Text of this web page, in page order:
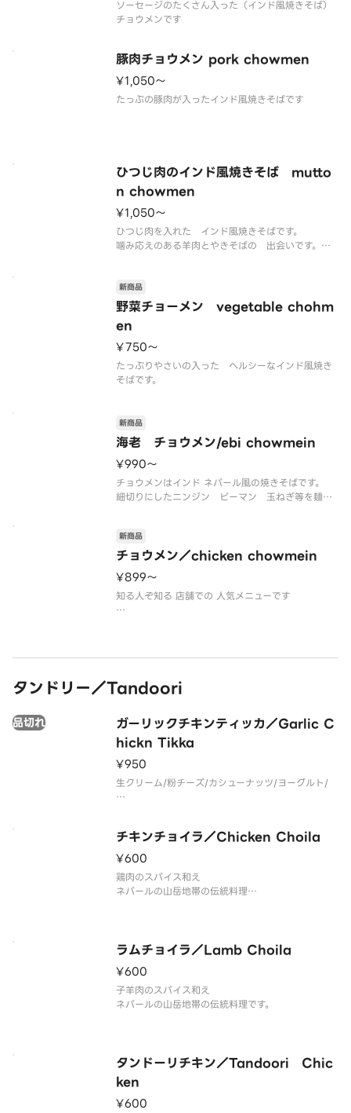
ソーセージのたくさん入った（インド風焼きそば）
豚肉チョウメン pork chowmen
¥1,050〜
ひつじ肉のインド風焼きそば mutto
n chowmen
¥1,050〜
ひつじ肉を入れた インド風焼きそばです。
噛み応えのある羊肉とやきそばの 出会いです。
野菜チョーメン vegetable chohm
en
新商品
¥750〜
たっぷりやさいの入った ヘルシーなインド風焼き
海老 チョウメン/ebi chowmein
新商品
¥990〜
チョウメンはインド ネパール風の焼きそばです。
細切りにしたニンジン ピーマン 玉ねぎ等を麺と
本品は
チョウメン／chicken chowmein
新商品
¥899〜
知る人ぞ知る 店舗での 人気メニューです
試しにテイクアウトしたお客様からお墨付きをもら
い、新メニューとなりました。
スパイスを細切れ野菜と麺に絡めたネパール風の焼
きそばです。
少し辛みもあ
タンドリー／Tandoori
ガーリックチキンティッカ／Garlic C
hickn Tikka
品切れ
¥950
生クリーム/粉チーズ/カシューナッツ/ヨーグルト/
人気の柔らかい鶏肉に
ニンニクを加えてより香ばしくスパイシーにしまし
た。
チキンチョイラ／Chicken Choila
¥600
鶏肉のスパイス和え
ネパールの山岳地帯の伝統料理
ラムチョイラ／Lamb Choila
¥600
子羊肉のスパイス和え
タンドーリチキン／Tandoori Chic
ken
¥600